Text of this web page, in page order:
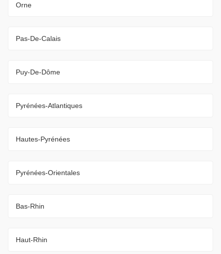
Orne
Pas-De-Calais
Puy-De-Dôme
Pyrénées-Atlantiques
Hautes-Pyrénées
Pyrénées-Orientales
Bas-Rhin
Haut-Rhin